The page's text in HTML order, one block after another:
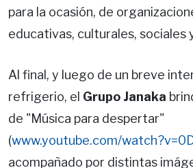
para la ocasión, de
educativas, culturales, sociales
Al final, y luego de un breve
refrigerio, el Grupo Janaka
de "Música para despertar"
(www.youtube.com/
acompañado por distintas